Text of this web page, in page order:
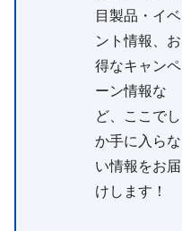
目製品・イベ
ント情報、お
得なキャンペ
ーン情報な
ど、ここでし
か手に入らな
い情報をお届
けします！